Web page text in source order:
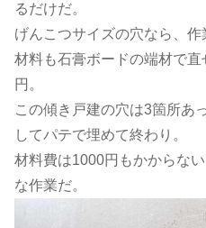
るだけだ。
げんこつサイズの穴なら、作
材料も石膏ボードの端材で
円。
この傾き戸建の穴は3箇所あ
してパテで埋めて終わり。
材料費は1000円もかからな
な作業だ。